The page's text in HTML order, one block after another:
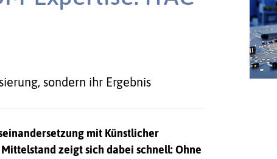
sondern ihr Ergebnis
mit Künstlicher
zeigt sich dabei schnell: Ohne